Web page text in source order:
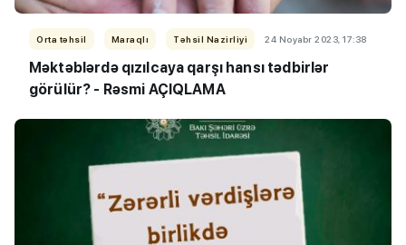
Orta təhsil Maraqlı Təhsil Nazirliyi 24 Noyabr 2023, 17:38
Məktəblərdə qızılcaya qarşı hansı tədbirlər
görülür? - Rəsmi AÇIQLAMA